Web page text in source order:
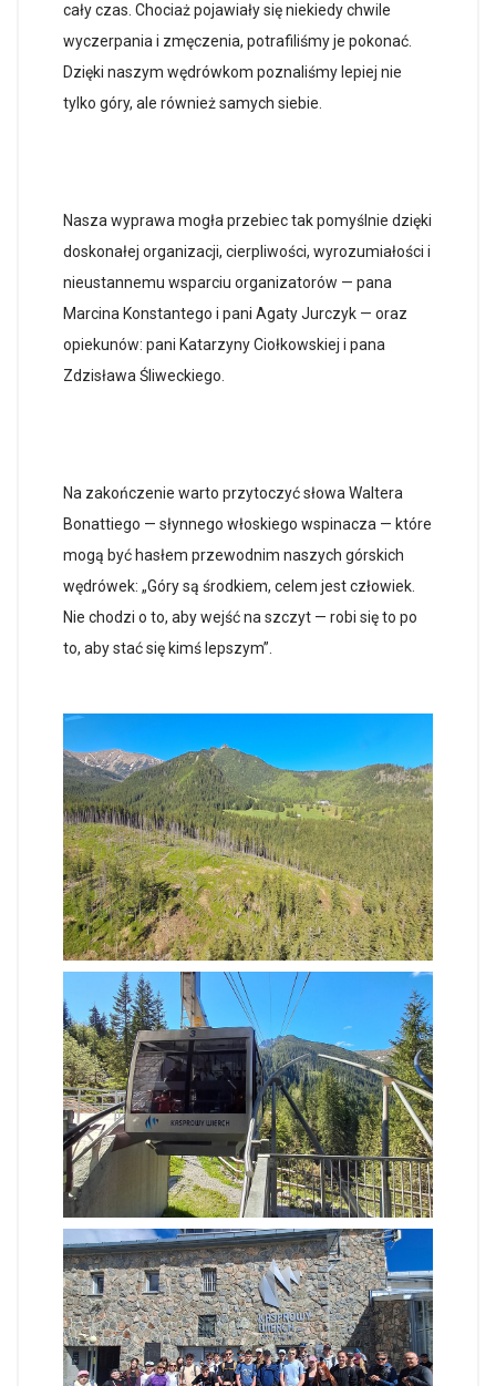
cały czas. Chociaż pojawiały się niekiedy chwile
wyczerpania i zmęczenia, potrafiliśmy je pokonać.
Dzięki naszym wędrówkom poznaliśmy lepiej nie
tylko góry, ale również samych siebie.
Nasza wyprawa mogła przebiec tak pomyślnie dzięki
doskonałej organizacji, cierpliwości, wyrozumiałości i
nieustannemu wsparciu organizatorów — pana
Marcina Konstantego i pani Agaty Jurczyk — oraz
opiekunów: pani Katarzyny Ciołkowskiej i pana
Zdzisława Śliweckiego.
Na zakończenie warto przytoczyć słowa Waltera
Bonattiego — słynnego włoskiego wspinacza — które
mogą być hasłem przewodnim naszych górskich
wędrówek: „Góry są środkiem, celem jest człowiek.
Nie chodzi o to, aby wejść na szczyt — robi się to po
to, aby stać się kimś lepszym”.